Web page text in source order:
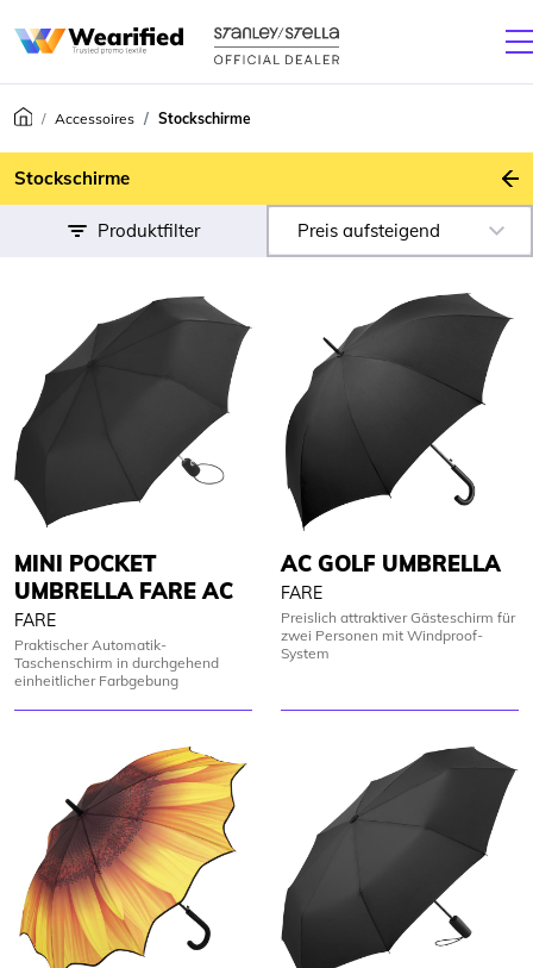
Accessoires Stockschirme
Stockschirme
Produktfilter Preis aufsteigend
MINI POCKET
UMBRELLA FARE AC
FARE
Praktischer Automatik-
Taschenschirm in durchgehend
einheitlicher Farbgebung
AC GOLF UMBRELLA
FARE
Preislich attraktiver Gästeschirm für
zwei Personen mit Windproof-
System